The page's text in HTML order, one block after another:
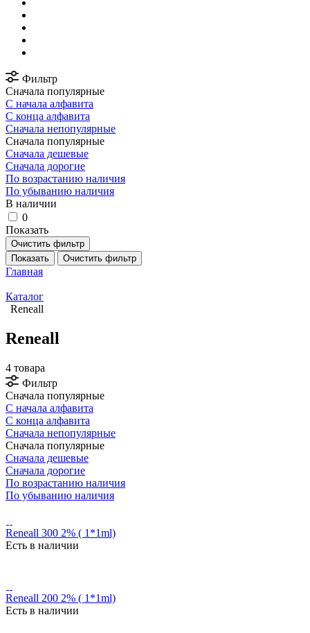
Фильтр
Сначала популярные
С начала алфавита
С конца алфавита
Сначала непопулярные
Сначала популярные
Сначала дешевые
Сначала дорогие
По возрастанию наличия
По убыванию наличия
В наличии
0
Показать
Очистить фильтр
Показать
Очистить фильтр
Главная
Каталог
Reneall
Reneall
4 товара
Фильтр
Сначала популярные
С начала алфавита
С конца алфавита
Сначала непопулярные
Сначала популярные
Сначала дешевые
Сначала дорогие
По возрастанию наличия
По убыванию наличия
Reneall 300 2% ( 1*1ml)
Есть в наличии
Reneall 200 2% ( 1*1ml)
Есть в наличии